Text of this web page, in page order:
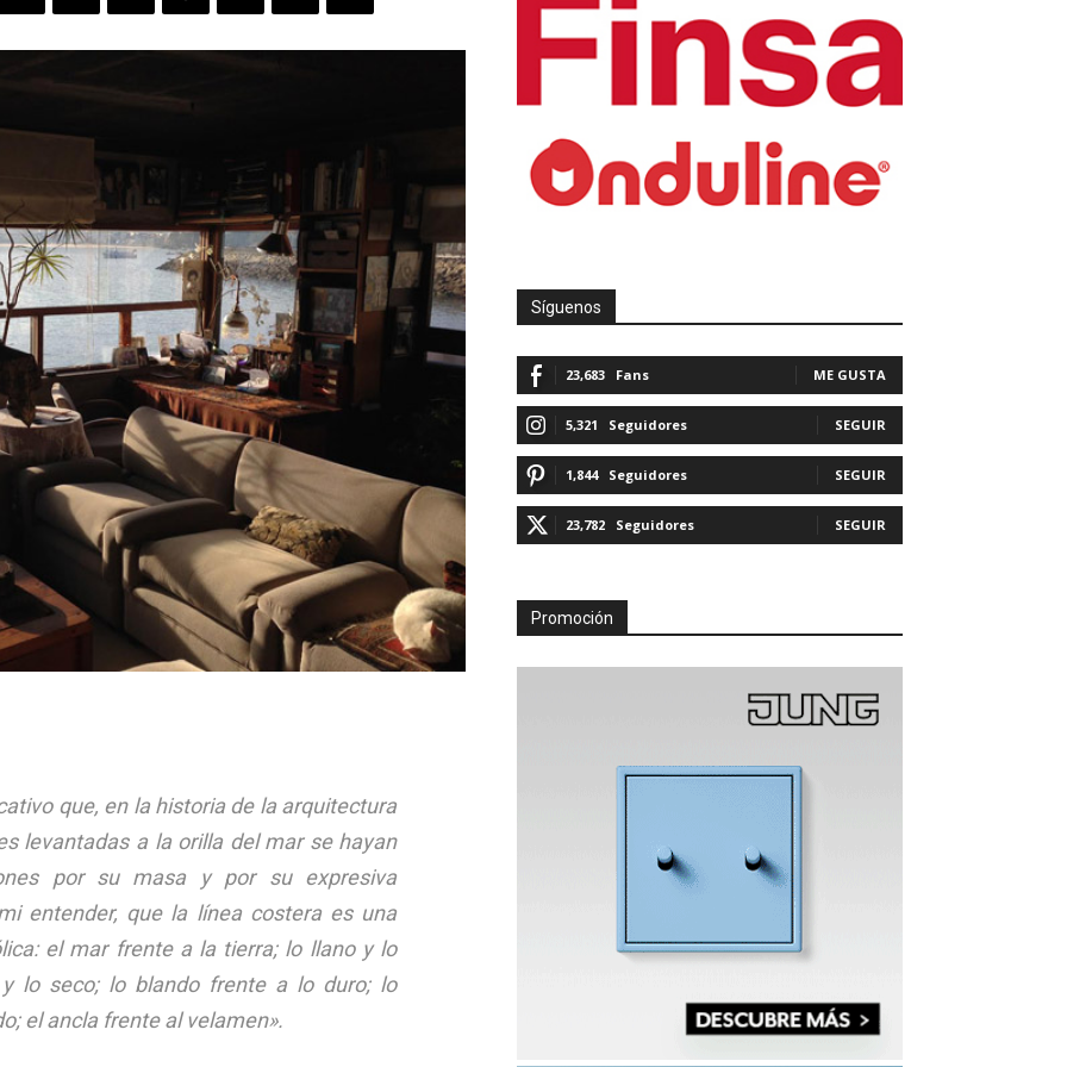
que, en la historia de la arquitectura
levantadas a la orilla del mar se hayan
por su masa y por su expresiva
entender, que la línea costera es una
el mar frente a la tierra; lo llano y lo
lo seco; lo blando frente a lo duro; lo
el ancla frente al velamen».
Síguenos
23,683 Fans ME GUSTA
5,321 Seguidores SEGUIR
1,844 Seguidores SEGUIR
23,782 Seguidores SEGUIR
Promoción